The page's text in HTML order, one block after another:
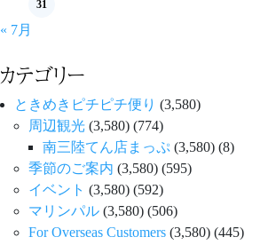
31
« 7月
カテゴリー
ときめきピチピチ便り (3,580)
周辺観光 (3,580) (774)
南三陸てん店まっぷ (3,580) (8)
季節のご案内 (3,580) (595)
イベント (3,580) (592)
マリンパル (3,580) (506)
For Overseas Customers (3,580) (445)